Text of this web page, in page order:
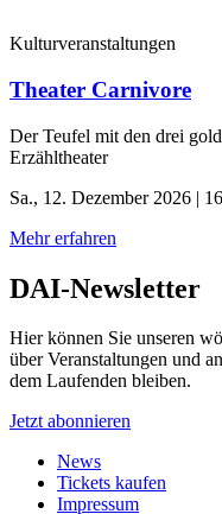
Kulturveranstaltungen
Theater Carnivore
Der Teufel mit den drei
Erzähltheater
Sa., 12. Dezember 2026 |
Mehr erfahren
DAI-Newsletter
Hier können Sie unseren
über Veranstaltungen und
dem Laufenden bleiben.
Jetzt abonnieren
News
Tickets kaufen
Impressum